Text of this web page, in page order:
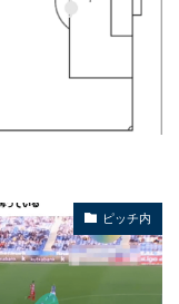
ピッチ内